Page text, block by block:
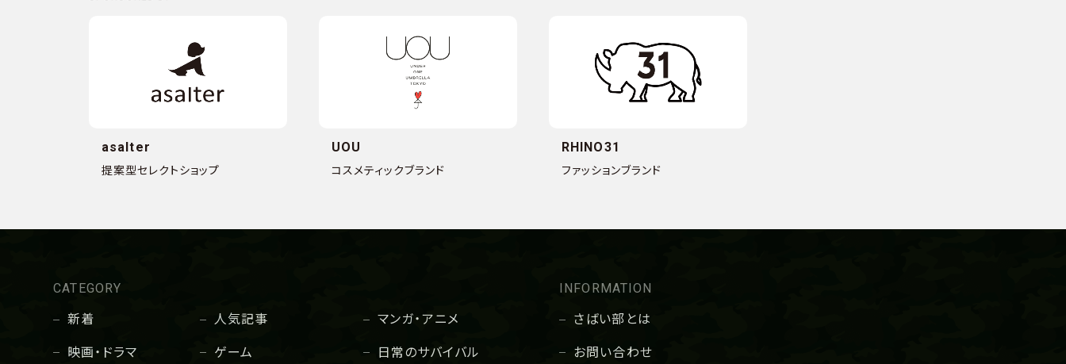
asalter
提案型セレクトショップ
UOU
コスメティックブランド
RHINO31
ファッションブランド
CATEGORY
新着 人気記事 マンガ・アニメ
映画・ドラマ ゲーム 日常のサバイバル
INFORMATION
さばい部とは
お問い合わせ